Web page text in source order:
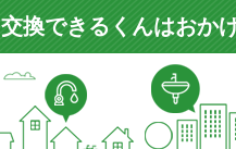
交換できるくんはおか